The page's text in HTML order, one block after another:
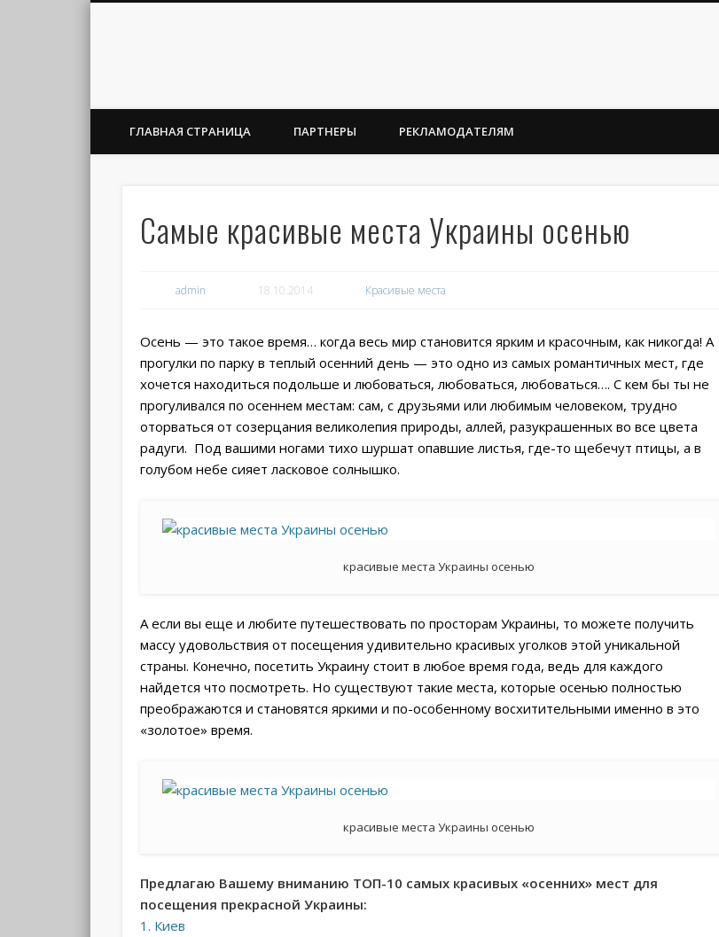
ГЛАВНАЯ СТРАНИЦА ПАРТНЕРЫ РЕКЛАМОДАТЕЛЯМ
Самые красивые места Украины осенью
admin 18.10.2014 Красивые места
Осень — это такое время… когда весь мир становится ярким и красочным, как никогда! А
прогулки по парку в теплый осенний день — это одно из самых романтичных мест, где
хочется находиться подольше и любоваться, любоваться, любоваться…. С кем бы ты не
прогуливался по осеннем местам: сам, с друзьями или любимым человеком, трудно
оторваться от созерцания великолепия природы, аллей, разукрашенных во все цвета
радуги. Под вашими ногами тихо шуршат опавшие листья, где-то щебечут птицы, а в
голубом небе сияет ласковое солнышко.
красивые места Украины осенью
А если вы еще и любите путешествовать по просторам Украины, то можете получить
массу удовольствия от посещения удивительно красивых уголков этой уникальной
страны. Конечно, посетить Украину стоит в любое время года, ведь для каждого
найдется что посмотреть. Но существуют такие места, которые осенью полностью
преображаются и становятся яркими и по-особенному восхитительными именно в это
«золотое» время.
красивые места Украины осенью
Предлагаю Вашему вниманию ТОП-10 самых красивых «осенних» мест для
посещения прекрасной Украины:
1. Киев